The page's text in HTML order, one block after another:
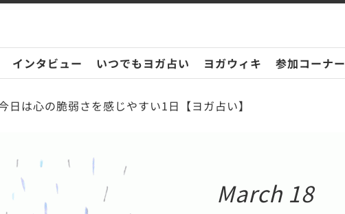
インタビュー いつでもヨガ占い ヨガウィキ 参加コーナー
日は心の脆弱さを感じやすい1日【ヨガ占い】
March 18